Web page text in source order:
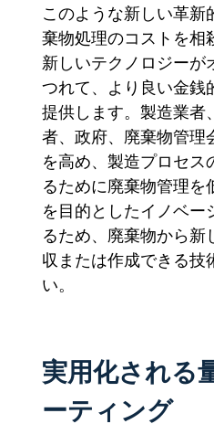
このような新しい革新
棄物処理のコストを相
新しいテクノロジーが
つれて、より良い金銭
提供します。製造業者
者、政府、廃棄物管理
を高め、製造プロセス
るために廃棄物管理を
を目的としたイノベー
るため、廃棄物から新
収または作成できる技
い。
実用化される
ーティング